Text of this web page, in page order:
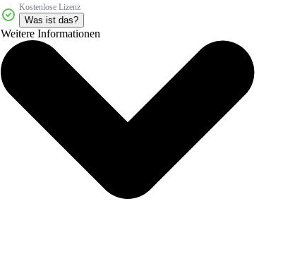
Kostenlose Lizenz
Was ist das?
Weitere Informationen